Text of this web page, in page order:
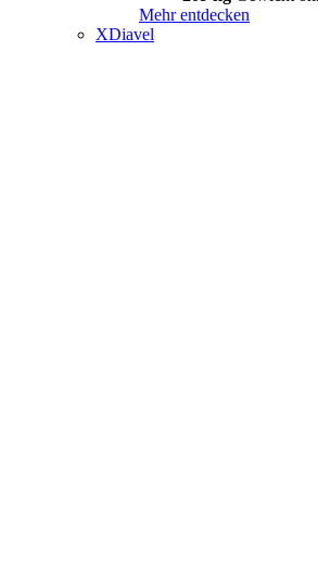
Mehr entdecken
XDiavel